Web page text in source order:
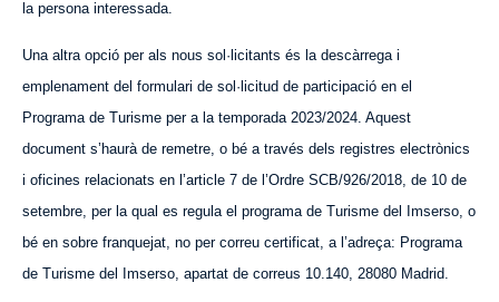
la persona interessada.
Una altra opció per als nous sol·licitants és la descàrrega i
emplenament del formulari de sol·licitud de participació en el
Programa de Turisme per a la temporada 2023/2024. Aquest
document s’haurà de remetre, o bé a través dels registres electrònics
i oficines relacionats en l’article 7 de l’Ordre SCB/926/2018, de 10 de
setembre, per la qual es regula el programa de Turisme del Imserso, o
bé en sobre franquejat, no per correu certificat, a l’adreça: Programa
de Turisme del Imserso, apartat de correus 10.140, 28080 Madrid.